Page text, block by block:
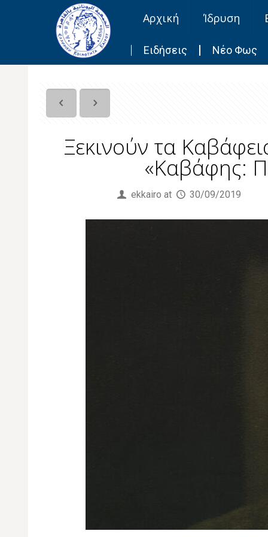
Αρχική Ίδρυση
Ειδήσεις Νέο Φως
Ξεκινούν τα
«Καβάφης:
ekkairo at 30/09/2019